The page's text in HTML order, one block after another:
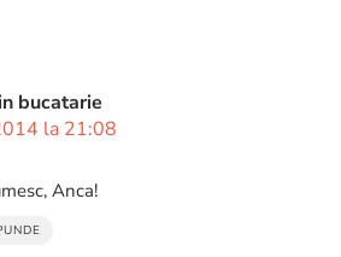
bucatarie
la 21:08
Anca!